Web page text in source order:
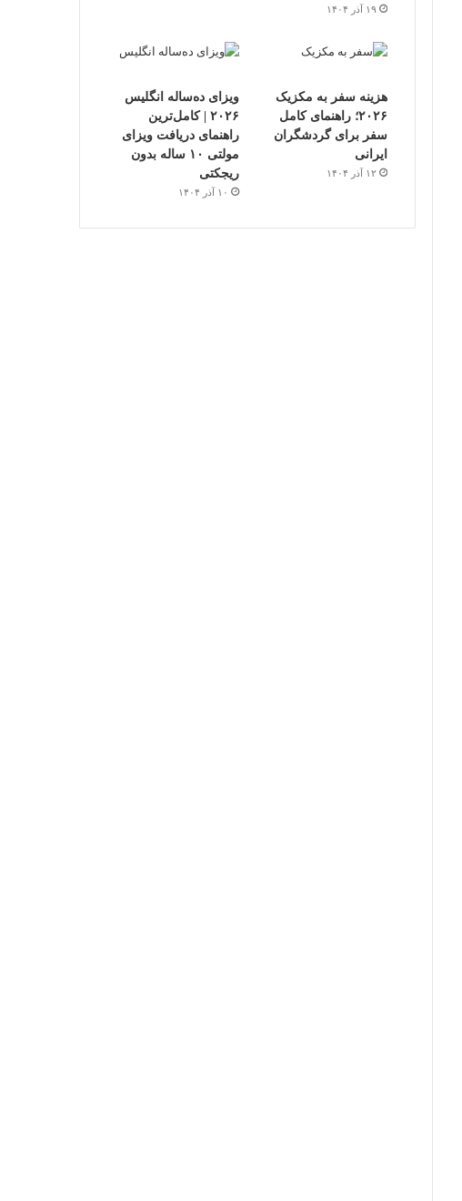
۱۹ آذر ۱۴۰۴
هزینه سفر به مکزیک
۲۰۲۶؛ راهنمای کامل
سفر برای گردشگران
ایرانی
۱۲ آذر ۱۴۰۴
ویزای ده‌ساله انگلیس
۲۰۲۶ | کامل‌ترین
راهنمای دریافت ویزای
مولتی ۱۰ ساله بدون
ریجکتی
۱۰ آذر ۱۴۰۴